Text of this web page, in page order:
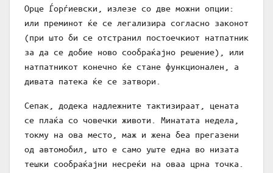
Орце Ѓорѓиевски, излезе со две можни опции:
или преминот ќе се легализира согласно законот
(при што би се отстранил постоечкиот натпатник
за да се добие ново сообраќајно решение), или
натпатникот конечно ќе стане функционален, а
дивата патека ќе се затвори.
Сепак, додека надлежните тактизираат, цената
се плаќа со човечки животи. Минатата недела,
токму на ова место, маж и жена беа прегазени
од автомобил, што е само уште една во низата
тешки сообраќајни несреќи на оваа црна точка.